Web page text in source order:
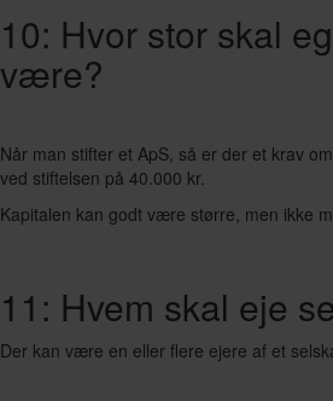
10: Hvor stor skal
være?
Når man stifter et ApS, så er der et krav
ved stiftelsen på 40.000 kr.
Kapitalen kan godt være større, men ikke
11: Hvem skal eje
Der kan være en eller flere ejere af et